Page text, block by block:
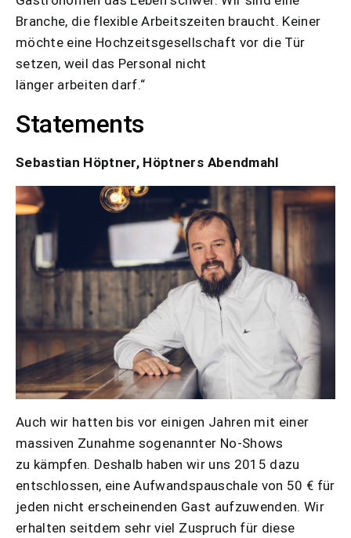
Branche, die flexible Arbeitszeiten braucht. Keiner
möchte eine Hochzeitsgesellschaft vor die Tür
setzen, weil das Personal nicht
länger arbeiten darf.“
Statements
Sebastian Höptner, Höptners Abendmahl
Auch wir hatten bis vor einigen Jahren mit einer
massiven Zunahme sogenannter No-Shows
zu kämpfen. Deshalb haben wir uns 2015 dazu
entschlossen, eine Aufwandspauschale von 50 € für
jeden nicht erscheinenden Gast aufzuwenden. Wir
erhalten seitdem sehr viel Zuspruch für diese